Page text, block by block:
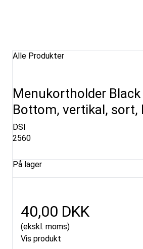
Alle Produkter
Menukortholder Black
Bottom, vertikal, sort,
DSI
2560
På lager
40,00 DKK
(ekskl. moms)
Vis produkt